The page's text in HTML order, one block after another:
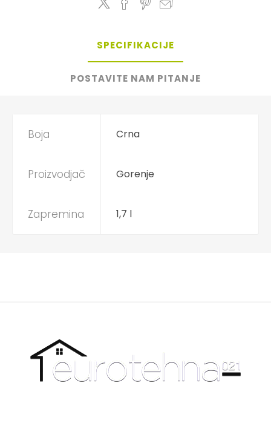
SPECIFIKACIJE
POSTAVITE NAM PITANJE
Boja Crna
Proizvodjač Gorenje
Zapremina 1,7 l